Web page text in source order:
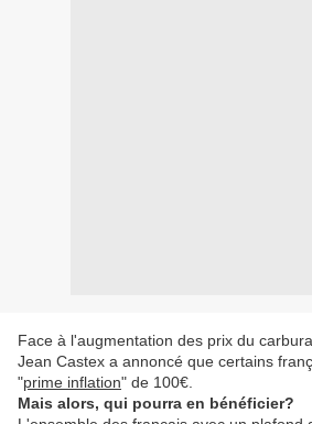
Face à l'augmentation des prix du
Jean Castex a annoncé que certains
"prime inflation" de 100€.
Mais alors, qui pourra en bénéficier?